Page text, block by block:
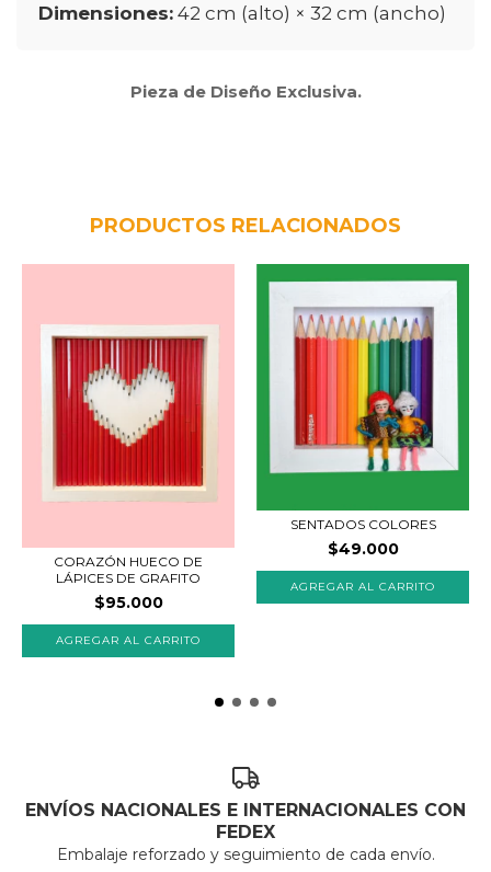
Dimensiones: 42 cm (alto) × 32 cm (ancho)
Pieza de Diseño Exclusiva.
PRODUCTOS RELACIONADOS
CORAZÓN HUECO DE
LÁPICES DE GRAFITO
$95.000
SENTADOS COLORES
$49.000
AGREGAR AL CARRITO
ENVÍOS NACIONALES E INTERNACIONALES CON
FEDEX
Embalaje reforzado y seguimiento de cada envío.